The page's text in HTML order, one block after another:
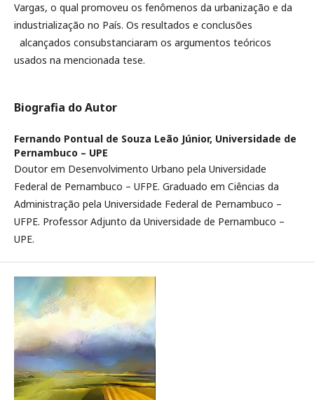
Vargas, o qual promoveu os fenômenos da urbanização e da
industrialização no País. Os resultados e conclusões
alcançados consubstanciaram os argumentos teóricos
usados na mencionada tese.
Biografia do Autor
Fernando Pontual de Souza Leão Júnior, Universidade de
Pernambuco – UPE
Doutor em Desenvolvimento Urbano pela Universidade
Federal de Pernambuco – UFPE. Graduado em Ciências da
Administração pela Universidade Federal de Pernambuco –
UFPE. Professor Adjunto da Universidade de Pernambuco –
UPE.